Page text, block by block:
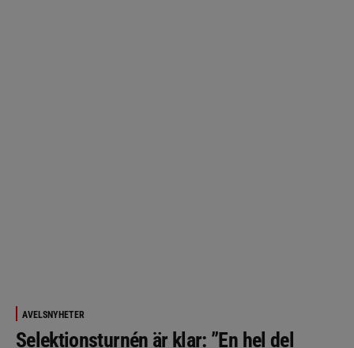
AVELSNYHETER
Selektionsturnén är klar: ”En hel del